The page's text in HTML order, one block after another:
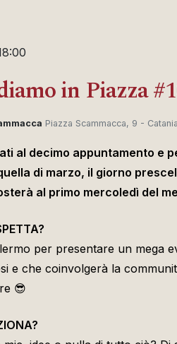
in Piazza
Piazza Scammacca, 9 - Catania
al decimo appuntamento e
di marzo, il giorno
al primo mercoledì del
per presentare un mega
e che coinvolgerà la
😎